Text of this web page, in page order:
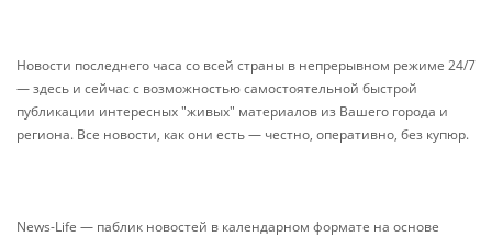
Новости последнего часа со всей страны в непрерывном режиме 24/7
— здесь и сейчас с возможностью самостоятельной быстрой
публикации интересных "живых" материалов из Вашего города и
региона. Все новости, как они есть — честно, оперативно, без купюр.
News-Life — паблик новостей в календарном формате на основе